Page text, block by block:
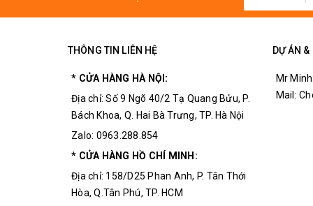
THÔNG TIN LIÊN HỆ
* CỬA HÀNG HÀ NỘI:
Địa chỉ: Số 9 Ngõ 40/2 Tạ Quang Bửu, P.
Bách Khoa, Q. Hai Bà Trưng, TP. Hà Nội
Zalo: 0963.288.854
* CỬA HÀNG HỒ CHÍ MINH:
Địa chỉ: 158/D25 Phan Anh, P. Tân Thới
Hòa, Q.Tân Phú, TP. HCM
DỰ ÁN &
Mr
Mail: